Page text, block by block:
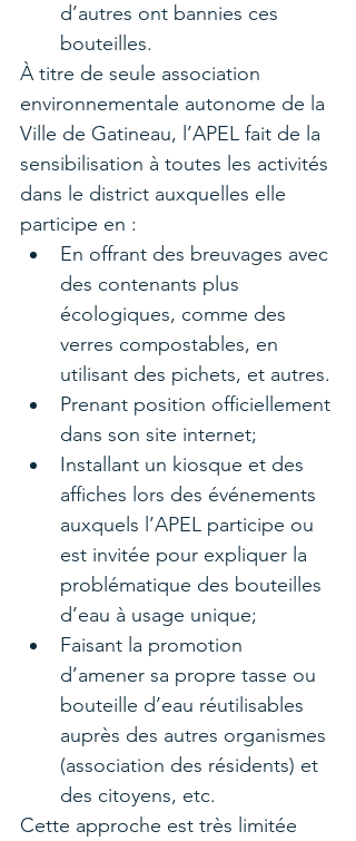
d’autres ont bannies ces
bouteilles.
À titre de seule association
environnementale autonome de la
Ville de Gatineau, l’APEL fait de la
sensibilisation à toutes les activités
dans le district auxquelles elle
participe en :
En offrant des breuvages avec
des contenants plus
écologiques, comme des
verres compostables, en
utilisant des pichets, et autres.
Prenant position officiellement
dans son site internet;
Installant un kiosque et des
affiches lors des événements
auxquels l’APEL participe ou
est invitée pour expliquer la
problématique des bouteilles
d’eau à usage unique;
Faisant la promotion
d’amener sa propre tasse ou
bouteille d’eau réutilisables
auprès des autres organismes
(association des résidents) et
des citoyens, etc.
Cette approche est très limitée